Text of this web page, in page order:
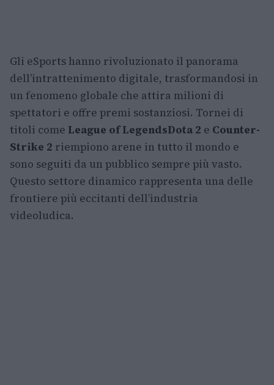
Gli eSports hanno rivoluzionato il panorama
dell’intrattenimento digitale, trasformandosi in
un fenomeno globale che attira milioni di
spettatori e offre premi sostanziosi. Tornei di
titoli come League of LegendsDota 2 e Counter-
Strike 2 riempiono arene in tutto il mondo e
sono seguiti da un pubblico sempre più vasto.
Questo settore dinamico rappresenta una delle
frontiere più eccitanti dell’industria
videoludica.